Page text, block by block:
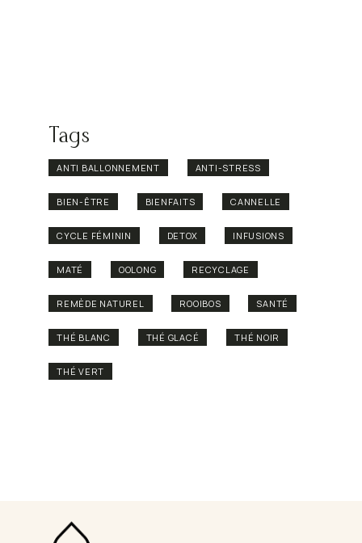
Tags
ANTI BALLONNEMENT ANTI-STRESS
BIEN-ÊTRE BIENFAITS CANNELLE
CYCLE FÉMININ DETOX INFUSIONS
MATÉ OOLONG RECYCLAGE
REMÈDE NATUREL ROOIBOS SANTÉ
THÉ BLANC THÉ GLACÉ THÉ NOIR
THÉ VERT